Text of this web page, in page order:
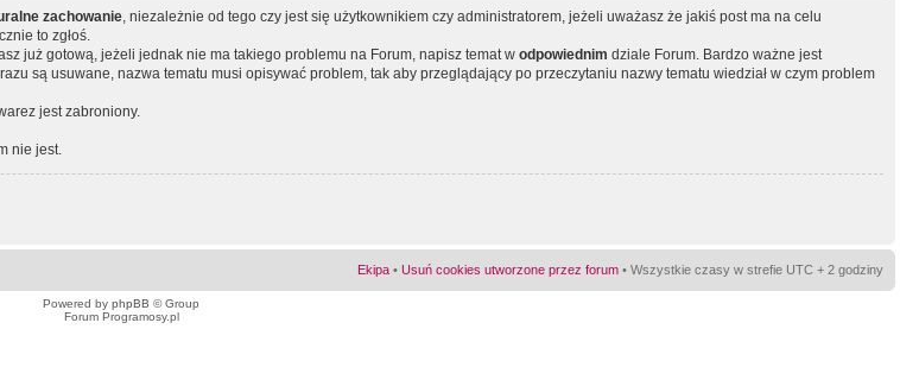
zachowanie, niezależnie od tego czy jest się użytkownikiem czy administratorem, jeżeli uważasz że jakiś post ma na celu
to zgłoś.
już gotową, jeżeli jednak nie ma takiego problemu na Forum, napisz temat w odpowiednim dziale Forum. Bardzo ważne jest
są usuwane, nazwa tematu musi opisywać problem, tak aby przeglądający po przeczytaniu nazwy tematu wiedział w czym problem
jest zabroniony.
nie jest.
Ekipa • Usuń cookies utworzone przez forum • Wszystkie czasy w strefie UTC + 2 godziny
Powered by phpBB © Group
Forum Programosy.pl